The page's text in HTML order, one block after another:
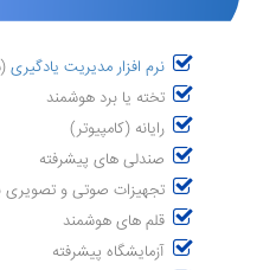
نرم افزار مدیریت یادگیری
تخته یا برد هوشمند
رایانه (کامپیوتر)
صندلی های پیشرفته
تجهیزات صوتی و تصویری
قلم های هوشمند
آزمایشگاه پیشرفته